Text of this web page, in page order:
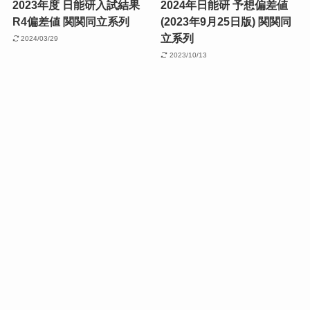
2023年度 日能研入試結果
R4偏差値 関関同立系列
2024/03/29
2024年日能研 予想偏差値
(2023年9月25日版) 関関同
立系列
2023/10/13